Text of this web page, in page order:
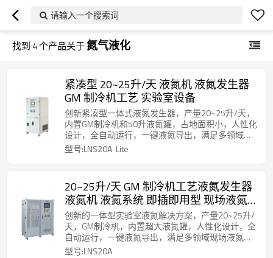
请输入一个搜索词
找到 4个产品关于氮气液化
紧凑型 20~25升/天 液氮机 液氮发生器
GM 制冷机工艺 实验室设备
创新紧凑型一体式液氮发生器，产量20~25升/天，
内置GM制冷机和50升液氮罐，占地面积小，人性化
设计，全自动运行，一键液氮导出，满足多领域现
场液氮制备需求。
型号:LNS20A-Lite
20~25升/天 GM 制冷机工艺液氮发生器
液氮机 液氮系统 即插即用型 现场液氮
供应设备
创新的一体型实验室液氮解决方案，产量20~25升/
天，GM制冷机，内置超大液氮罐，人性化设计，全
自动运行，一键液氮导出，满足多领域现场液氮制
备需求。
型号:LNS20A